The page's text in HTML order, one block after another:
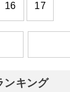
16 17
ンキング